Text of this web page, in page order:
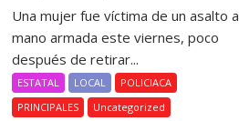
Una mujer fue víctima de un asalto a
mano armada este viernes, poco
después de retirar...
ESTATAL LOCAL
POLICIACA
PRINCIPALES
Uncategorized